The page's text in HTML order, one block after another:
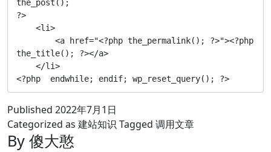
the_post();
?>
the_title(); ?></a>
<?php  endwhile; endif; wp_reset_query(); ?>
Published 2022年7月1日
Categorized as 建站知识 Tagged 调用文章
By 傻大憨